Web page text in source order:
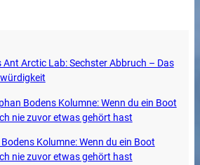
Ant Arctic Lab: Sechster Abbruch – Das
Bodens Kolumne: Wenn du ein Boot
nie zuvor etwas gehört hast
Kolumne: Wenn du ein Boot
nie zuvor etwas gehört hast